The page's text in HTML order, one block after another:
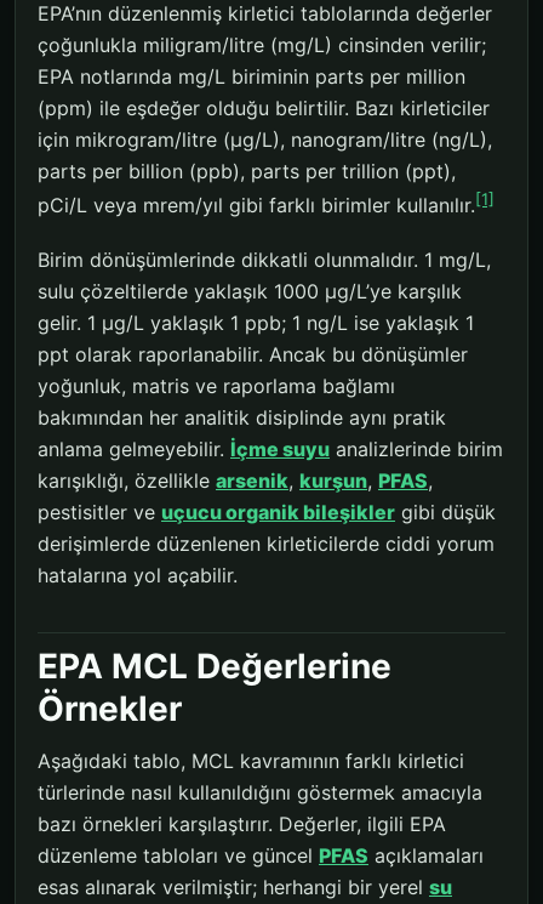
EPA’nın düzenlenmiş kirletici tablolarında değerler
çoğunlukla miligram/litre (mg/L) cinsinden verilir;
EPA notlarında mg/L biriminin parts per million
(ppm) ile eşdeğer olduğu belirtilir. Bazı kirleticiler
için mikrogram/litre (µg/L), nanogram/litre (ng/L),
parts per billion (ppb), parts per trillion (ppt),
pCi/L veya mrem/yıl gibi farklı birimler kullanılır.[1]
Birim dönüşümlerinde dikkatli olunmalıdır. 1 mg/L,
sulu çözeltilerde yaklaşık 1000 µg/L’ye karşılık
gelir. 1 µg/L yaklaşık 1 ppb; 1 ng/L ise yaklaşık 1
ppt olarak raporlanabilir. Ancak bu dönüşümler
yoğunluk, matris ve raporlama bağlamı
bakımından her analitik disiplinde aynı pratik
anlama gelmeyebilir. İçme suyu analizlerinde birim
karışıklığı, özellikle arsenik, kurşun, PFAS,
pestisitler ve uçucu organik bileşikler gibi düşük
derişimlerde düzenlenen kirleticilerde ciddi yorum
hatalarına yol açabilir.
EPA MCL Değerlerine
Örnekler
Aşağıdaki tablo, MCL kavramının farklı kirletici
türlerinde nasıl kullanıldığını göstermek amacıyla
bazı örnekleri karşılaştırır. Değerler, ilgili EPA
düzenleme tabloları ve güncel PFAS açıklamaları
esas alınarak verilmiştir; herhangi bir yerel su